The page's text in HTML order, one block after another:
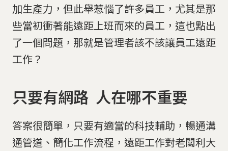
加生產力，但此舉惹惱了許多員工，尤其是那
些當初衝著能遠距上班而來的員工，這也點出
了一個問題，那就是管理者該不該讓員工遠距
工作？
只要有網路 人在哪不重要
答案很簡單，只要有適當的科技輔助，暢通溝
通管道、簡化工作流程，遠距工作對老闆利大